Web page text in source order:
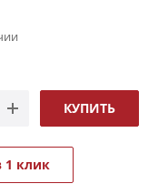
КУПИТЬ
1 клик